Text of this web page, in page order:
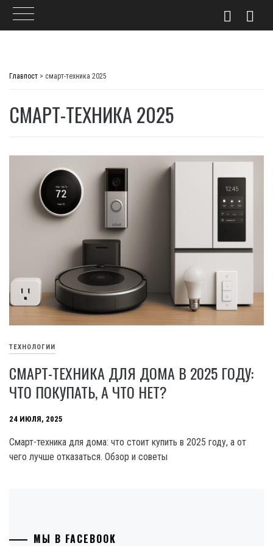
Главпост > смарт-техника 2025
СМАРТ-ТЕХНИКА 2025
ТЕХНОЛОГИИ
СМАРТ-ТЕХНИКА ДЛЯ ДОМА В 2025 ГОДУ:
ЧТО ПОКУПАТЬ, А ЧТО НЕТ?
24 ИЮЛЯ, 2025
Смарт-техника для дома: что стоит купить в 2025 году, а от
чего лучше отказаться. Обзор и советы
МЫ В FACEBOOK